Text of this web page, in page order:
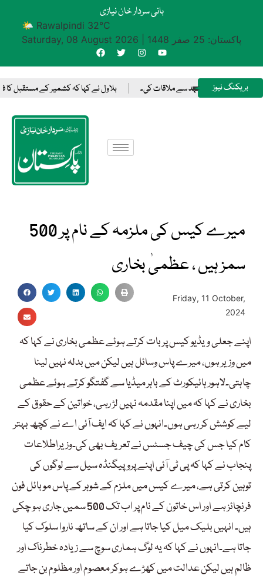
بانی سردار خان نیازی
🌤 Rawalpindi 32°C
Saturday, 08 August 2026
پاکستان: 25 صفر 1448
بریکنگ نیوز
میں سعودی ولی عہد سے ملاقات کی۔ بلاول نے کہا کہ کشمیر کے مستقبل کا
میرے کیس کی ملزمہ کے نام پر 500
سمز ہیں ، عظمیٰ بخاری
Friday, 11 October,
2024
اپنے جعلی ویڈیو کیس پر بات کرتے ہوئے عظمی بخاری نے کہا کہ
میں وزیر ہوں، میرے پاس وسائل ہیں لیکن میں بدلہ نہیں لینا
چاہتی۔لاہور ہائیکورٹ کے باہر میڈیا سے گفتگو کرتے ہوئے عظمی
بخاری نے کہا کہ میں اپنا مقدمہ نہیں لڑ رہی، خواتین کے حقوق کے
لیے کوشش کر رہی ہوں۔انہوں نے کہا کہ ایف آئی اے نے کچھ بہتر
کام کیا جس کی چیف جسٹس نے تعریف بھی کی۔وزیراطلاعات
پنجاب نے کہا کہ پی ٹی آئی اپنے پروپیگنڈہ سیل سے لوگوں کی
توہین کرتی ہے، میرے کیس میں ملزم کے شوہر کے پاس موبائل فون
فرنچائز ہے اور اس خاتون کے نام پر اب تک 500 سمیں جاری ہو چکی
ہیں۔ انہیں بلیک میل کیا جاتا ہے اور ان کے ساتھ ناروا سلوک کیا
جاتا ہے۔انہوں نے کہا کہ یہ لوگ ہماری سوچ سے زیادہ خطرناک اور
ظالم ہیں لیکن عدالت میں کھڑے ہوکر معصوم اور مظلوم بن جاتے